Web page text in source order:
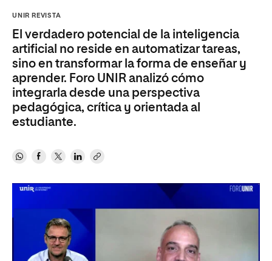
UNIR REVISTA
El verdadero potencial de la inteligencia
artificial no reside en automatizar tareas,
sino en transformar la forma de enseñar y
aprender. Foro UNIR analizó cómo
integrarla desde una perspectiva
pedagógica, crítica y orientada al
estudiante.